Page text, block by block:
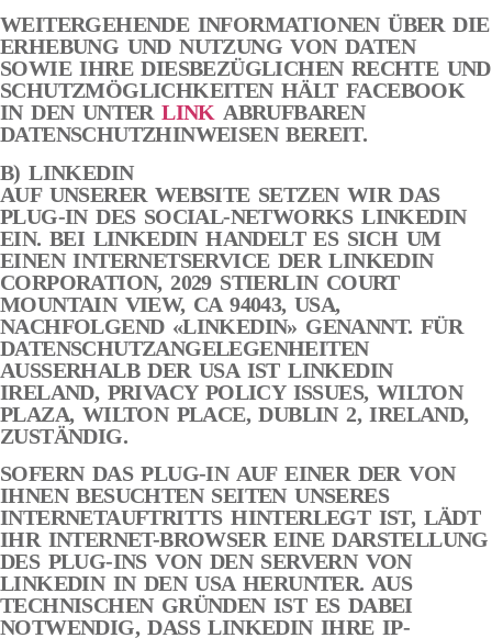
WEITERGEHENDE INFORMATIONEN ÜBER DIE
ERHEBUNG UND NUTZUNG VON DATEN
SOWIE IHRE DIESBEZÜGLICHEN RECHTE UND
SCHUTZMÖGLICHKEITEN HÄLT FACEBOOK
IN DEN UNTERLINK ABRUFBAREN
DATENSCHUTZHINWEISEN BEREIT.
B) LINKEDIN
AUF UNSERER WEBSITE SETZEN WIR DAS
PLUG-IN DES SOCIAL-NETWORKS LINKEDIN
EIN. BEI LINKEDIN HANDELT ES SICH UM
EINEN INTERNETSERVICE DER LINKEDIN
CORPORATION, 2029 STIERLIN COURT
MOUNTAIN VIEW, CA 94043, USA,
NACHFOLGEND «LINKEDIN» GENANNT. FÜR
DATENSCHUTZANGELEGENHEITEN
AUSSERHALB DER USA IST LINKEDIN
IRELAND, PRIVACY POLICY ISSUES, WILTON
PLAZA, WILTON PLACE, DUBLIN 2, IRELAND,
ZUSTÄNDIG.
SOFERN DAS PLUG-IN AUF EINER DER VON
IHNEN BESUCHTEN SEITEN UNSERES
INTERNETAUFTRITTS HINTERLEGT IST, LÄDT
IHR INTERNET-BROWSER EINE DARSTELLUNG
DES PLUG-INS VON DEN SERVERN VON
LINKEDIN IN DEN USA HERUNTER. AUS
TECHNISCHEN GRÜNDEN IST ES DABEI
NOTWENDIG, DASS LINKEDIN IHRE IP-